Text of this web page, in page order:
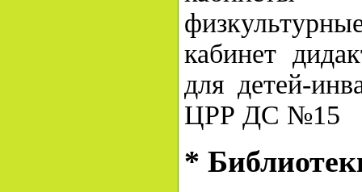
кабинет
для детей-
ЦРР ДС №15
*